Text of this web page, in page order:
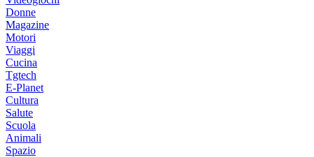
Donne
Magazine
Motori
Viaggi
Cucina
Tgtech
E-Planet
Cultura
Salute
Scuola
Animali
Spazio